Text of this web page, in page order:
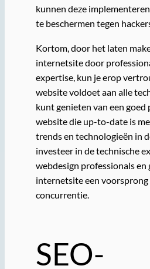
kunnen deze
te beschermen tegen
Kortom, door het laten
internetsite door
expertise, kun je erop
website voldoet aan alle
kunt genieten van een goed
website die up-to-date is
trends en technologieën in
investeer in de technische
webdesign professionals en
internetsite een voorsprong
concurrentie.
SEO-